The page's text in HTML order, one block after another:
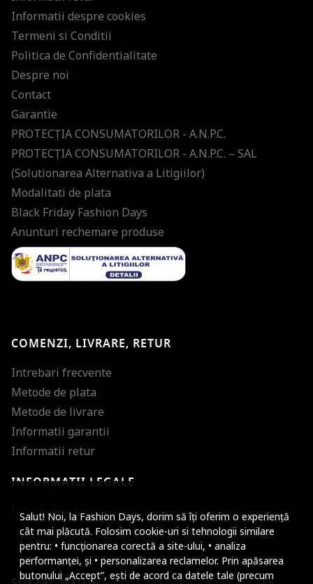
Salut! Noi, la Fashion Days, dorim să îți oferim o experiență
cât mai plăcută. Folosim cookie-uri si tehnologii similare
pentru: • funcționarea corectă a site-ului, • analiza
performanței, și • personalizarea reclamelor. Prin apăsarea
butonului „Accept”, ești de acord ca datele tale (precum
Informatii despre cookies
Termeni si Conditii
Politica de Confidentialitate
Despre noi
Contact
Garantie
PROTECŢIA CONSUMATORILOR - A.N.P.C.
PROTECŢIA CONSUMATORILOR - A.N.P.C. – SAL
(Solutionarea Alternativa a Litigiilor)
Modalitati de plata
Black Friday Fashion Days
Anunturi rechemare produse
COMENZI, LIVRARE, RETUR
Intrebari frecvente
Metode de plata
Metode de livrare
Informatii garantii
Informatii retur
INFORMATII LEGALE
Informatii utile
Micsoreaza
Mareste spatierea